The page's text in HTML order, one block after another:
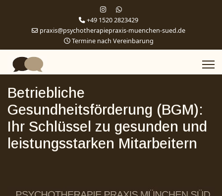
+49 1520 2823429
praxis@psychotherapiepraxis-muenchen-sued.de
Termine nach Vereinbarung
Betriebliche
Gesundheitsförderung (BGM):
Ihr Schlüssel zu gesunden und
leistungsstarken Mitarbeitern